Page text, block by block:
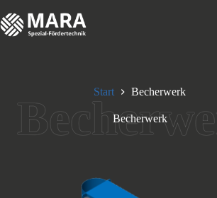
Inhalt
springen
Start Becherwerk
Becherwerk